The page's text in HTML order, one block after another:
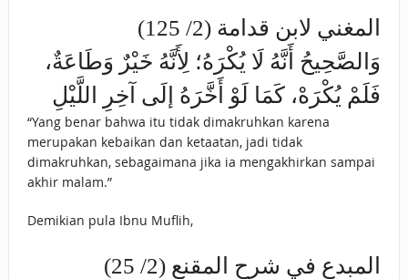
المغني لابن قدامة (2/ 125)
وَالصَّحِيحُ أَنَّهُ لَا يُكْرَهُ؛ لِأَنَّهُ خَيْرٌ وَطَاعَةٌ،
فَلَمْ يُكْرَهْ، كَمَا لَوْ أَخَّرَهُ إلَى آخِرِ اللَّيْلِ
“Yang benar bahwa itu tidak dimakruhkan karena
merupakan kebaikan dan ketaatan, jadi tidak
dimakruhkan, sebagaimana jika ia mengakhirkan sampai
akhir malam.”
Demikian pula Ibnu Muflih,
المبدع في شرح المقنع (2/ 25)